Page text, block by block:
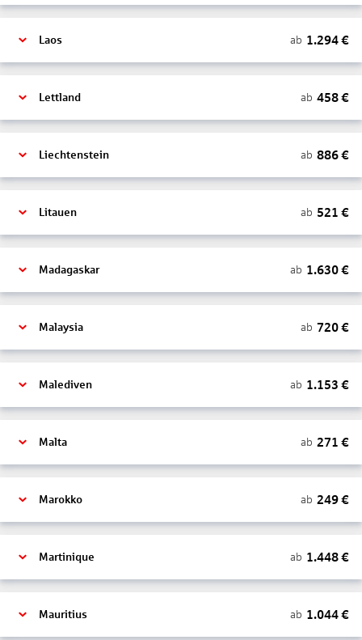
Laos ab 1.294€
Lettland ab 458€
Liechtenstein ab 886€
Litauen ab 521 €
Madagaskar ab 1.630€
Malaysia ab 720€
Malediven ab 1.153 €
Malta ab 271 €
Marokko ab 249€
Martinique ab 1.448€
Mauritius ab 1.044€